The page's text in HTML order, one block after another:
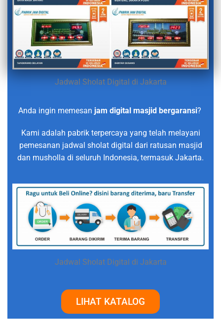
Jadwal Sholat Digital di Jakarta
Anda ingin memesan jam digital masjid bergaransi?
Kami adalah pabrik terpercaya yang telah melayani
pemesanan jadwal sholat digital dari ratusan masjid
dan musholla di seluruh Indonesia, termasuk Jakarta.
Jadwal Sholat Digital di Jakarta
LIHAT KATALOG